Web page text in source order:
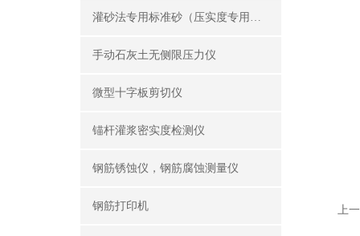
灌砂法专用标准砂（压实度专用砂）
手动石灰土无侧限压力仪
微型十字板剪切仪
锚杆灌浆密实度检测仪
钢筋锈蚀仪，钢筋腐蚀测量仪
钢筋打印机 上